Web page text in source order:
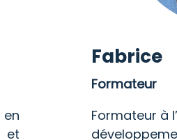
et
Fabrice
Formateur
Formateur à